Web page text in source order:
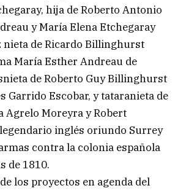
hija de Roberto Antonio
y María Elena Etchegaray
nieta de Ricardo Billinghurst
María Esther Andreau de
de Roberto Guy Billinghurst
Garrido Escobar, y tataranieta de
Agrelo Moreyra y Robert
inglés oriundo Surrey
contra la colonia española
de 1810.
los proyectos en agenda del